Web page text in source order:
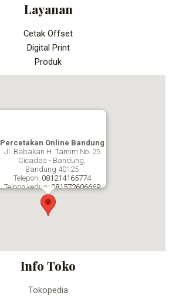
Layanan
Cetak Offset
Digital Print
Produk
Percetakan Online Bandung
Jl. Babakan H. Tamim No. 25
Cicadas - Bandung,
Bandung 40125
Telepon: 081214165774
Telpon kedua: 081572606669
Percetakan Online Bandung
Info Toko
Tokopedia